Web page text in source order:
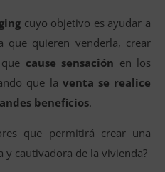
cuyo objetivo es ayudar a
que quieren venderla, crear
cause sensación en los
que la venta se realice
beneficios.
que permitirá crear una
y cautivadora de la vivienda?